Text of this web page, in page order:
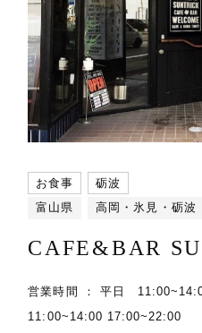
お食事
砺波
富山県
高岡・氷見・砺波
CAFE&BAR
営業時間 ： 平日
11:00~14:00 17:00~22:00